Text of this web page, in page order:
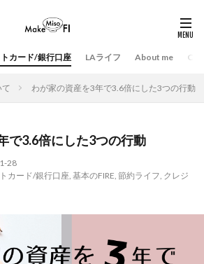
カード/銀行口座 LAライフ About me
て わが家の資産を3年で3.6倍にした3つの行動
で3.6倍にした3つの行動
28
カード/銀行口座, 基本のFIRE, 節約ライフ, クレジ